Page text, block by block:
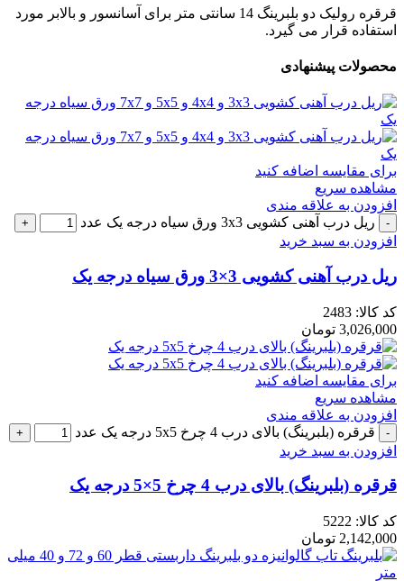
قرقره رولیک دو بلبرینگ 14 سانتی متر برای آسانسور و بالابر مورد
استفاده قرار می گیرد.
محصولات پیشنهادی
برای مقایسه اضافه کنید
مشاهده سریع
افزودن به علاقه مندی
ریل درب آهنی کشویی 3x3 ورق سیاه درجه یک عدد
افزودن به سبد خرید
ریل درب آهنی کشویی 3×3 ورق سیاه درجه یک
کد کالا: 2483
3,026,000 تومان
برای مقایسه اضافه کنید
مشاهده سریع
افزودن به علاقه مندی
قرقره (بلبرینگ) بالای درب 4 چرخ 5x5 درجه یک عدد
افزودن به سبد خرید
قرقره (بلبرینگ) بالای درب 4 چرخ 5×5 درجه یک
کد کالا: 5222
2,142,000 تومان